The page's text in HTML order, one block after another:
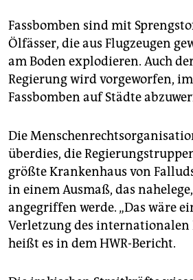
Fassbomben sind mit
Ölfässer, die aus Flugzeugen
am Boden explodieren. Auch
Regierung wird vorgeworfen,
Fassbomben auf Städte
Die
überdies, die
größte Krankenhaus von
in einem Ausmaß, das
angegriffen werde. „Das wäre
Verletzung des internationalen
heißt es in dem HWR-Bericht.